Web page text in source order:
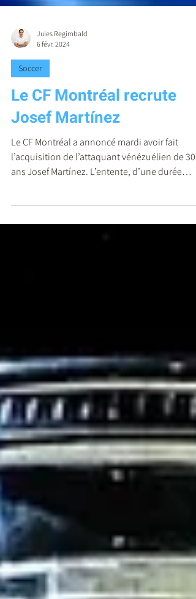
Jules Regimbald
6 févr. 2024
Soccer
Le CF Montréal recrute
Josef Martínez
Le CF Montréal a annoncé mardi avoir fait
ans Josef Martínez. L’entente, d’une durée